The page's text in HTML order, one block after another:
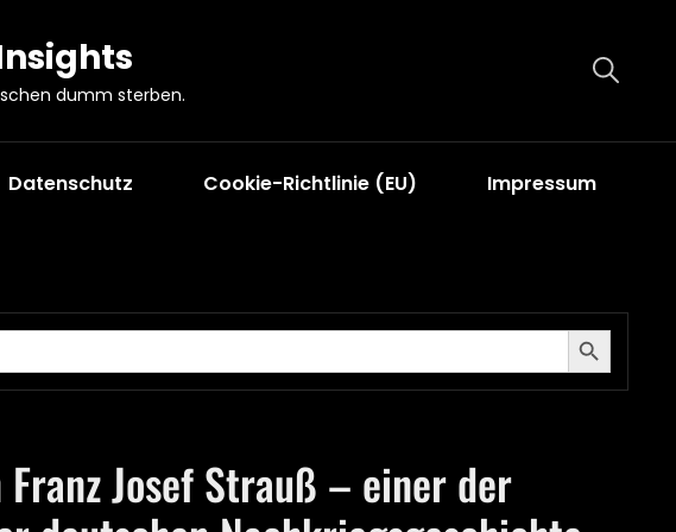
dumm sterben.
Datenschutz Cookie-Richtlinie (EU) Impressum
Search Button
Josef Strauß – einer der